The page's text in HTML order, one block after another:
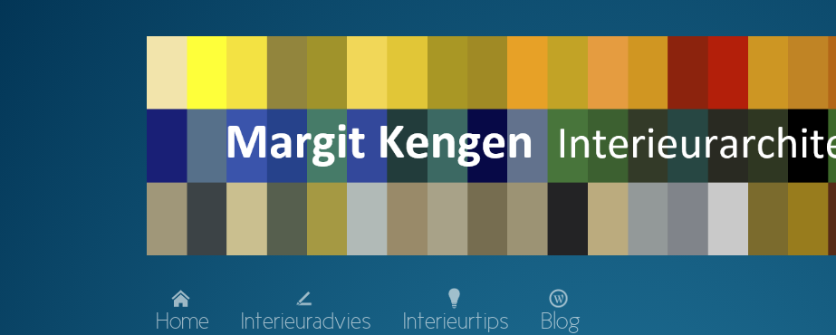
Home Interieuradvies Interieurtips Blog